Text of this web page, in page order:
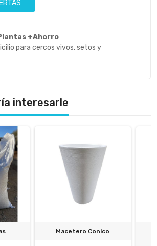
+Ahorro
para cercos vivos, setos y
interesarle
Macetero Conico